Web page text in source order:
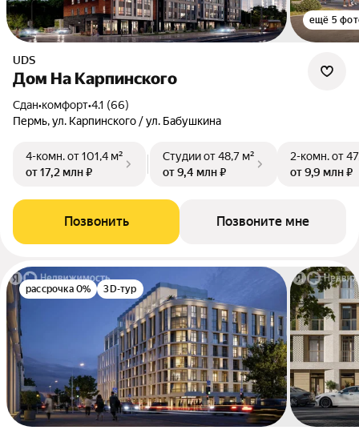
ещё 5
UDS
Дом На Карпинского
Сдан•комфорт•4.1 (66)
Пермь, ул. Карпинского / ул. Бабушкина
4-комн.от 101,4 м²
от 17,2 млн ₽
Студииот 48,7 м²
от 9,4 млн ₽
2-комн.от
от 9,9 млн ₽
Позвонить Позвоните мне
рассрочка 0% 3D-тур